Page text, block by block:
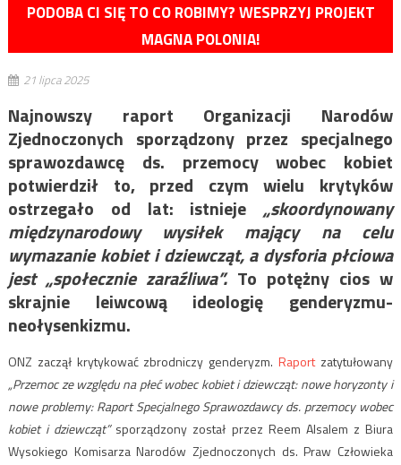
PODOBA CI SIĘ TO CO ROBIMY? WESPRZYJ PROJEKT
MAGNA POLONIA!
21 lipca 2025
Najnowszy raport Organizacji Narodów
Zjednoczonych sporządzony przez specjalnego
sprawozdawcę ds. przemocy wobec kobiet
potwierdził to, przed czym wielu krytyków
ostrzegało od lat: istnieje„skoordynowany
międzynarodowy wysiłek mający na celu
wymazanie kobiet i dziewcząt, a dysforia płciowa
jest „społecznie zaraźliwa”. To potężny cios w
skrajnie leiwcową ideologię genderyzmu-
neołysenkizmu.
ONZ zaczął krytykować zbrodniczy genderyzm. Raportzatytułowany
„Przemoc ze względu na płeć wobec kobiet i dziewcząt: nowe horyzonty i
nowe problemy: Raport Specjalnego Sprawozdawcy ds. przemocy wobec
kobiet i dziewcząt”sporządzony został przez Reem Alsalem z Biura
Wysokiego Komisarza Narodów Zjednoczonych ds. Praw Człowieka